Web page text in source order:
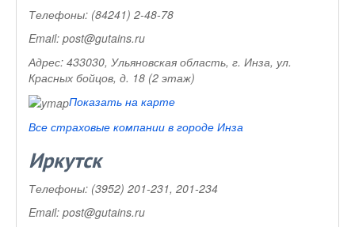
Телефоны: (84241) 2-48-78
Email: post@gutains.ru
Адрес: 433030, Ульяновская область, г. Инза, ул.
Красных бойцов, д. 18 (2 этаж)
Показать на карте
Все страховые компании в городе Инза
Иркутск
Телефоны: (3952) 201-231, 201-234
Email: post@gutains.ru